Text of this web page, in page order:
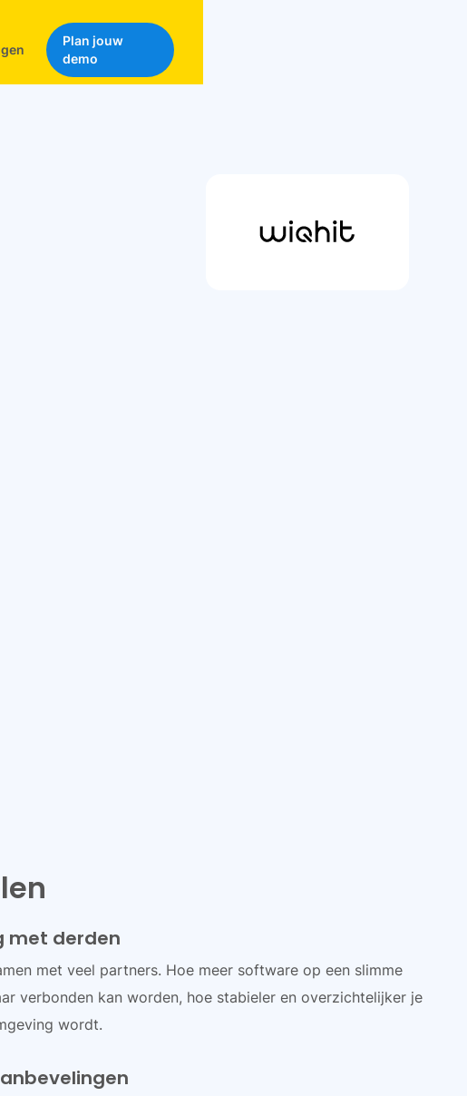
Plan jouw
demo
met derden
met veel partners. Hoe meer software op een slimme
verbonden kan worden, hoe stabieler en overzichtelijker je
wordt.